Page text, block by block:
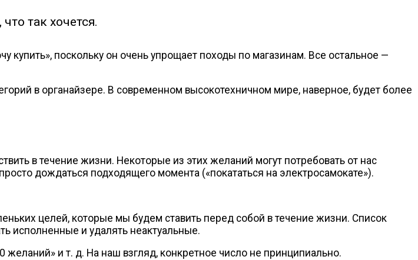
так хочется.
поскольку он очень упрощает походы по магазинам. Все остальное —
в органайзере. В современном высокотехничном мире, наверное, будет более
в течение жизни. Некоторые из этих желаний могут потребовать от нас
дождаться подходящего момента («покататься на электросамокате»).
целей, которые мы будем ставить перед собой в течение жизни. Список
исполненные и удалять неактуальные.
желаний» и т. д. На наш взгляд, конкретное число не принципиально.